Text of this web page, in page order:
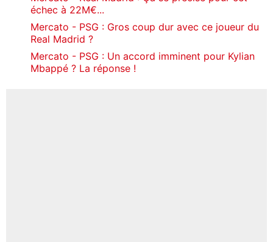
échec à 22M€...
Mercato - PSG : Gros coup dur avec ce joueur du
Real Madrid ?
Mercato - PSG : Un accord imminent pour Kylian
Mbappé ? La réponse !